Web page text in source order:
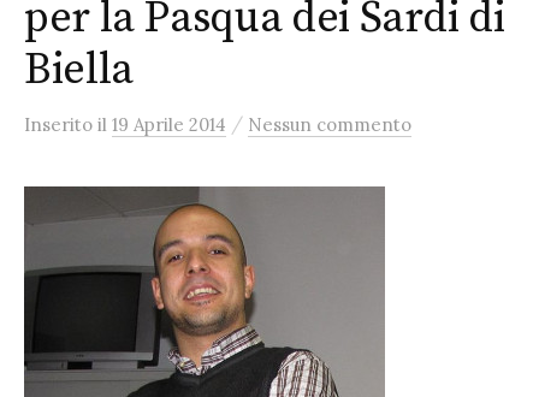
per la Pasqua dei Sardi di
Biella
Inserito il 19 Aprile 2014 / Nessun commento